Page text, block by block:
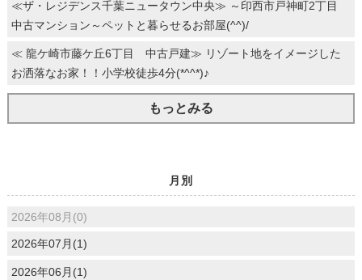
≪ザ・レジデンス千葉ニュータウン中央≫ ～印西市戸神町2丁目
中古マンション～ペットと暮らせるお部屋(^^)/
≪ 龍ケ崎市藤ケ丘6丁目 中古戸建≫ リゾート地をイメージした
お洒落なお家！！小学校徒歩4分(*^^*)♪
もっとみる
月別
2026年08月(0)
2026年07月(1)
2026年06月(1)